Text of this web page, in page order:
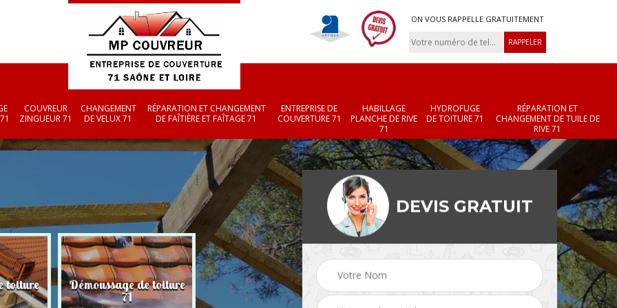
ON VOUS RAPPELLE GRATUITEMENT
COUVREUR
ZINGUEUR 71
CHANGEMENT
DE VELUX 71
RÉPARATION ET CHANGEMENT
DE FAÎTIÈRE ET FAÎTAGE 71
ENTREPRISE DE
COUVERTURE 71
HABILLAGE
PLANCHE DE RIVE
71
HYDROFUGE
DE TOITURE 71
RÉPARATION ET
CHANGEMENT DE TUILE DE
RIVE 71
toiture Démoussage de toiture
71 Couvreur zingueur 71 Changement de velux
71
Réparation et
changement de
et faîtage 71
DEVIS GRATUIT